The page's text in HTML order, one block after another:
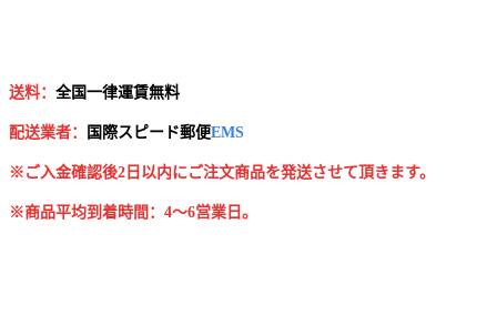
送料： 全国一律運賃無料
配送業者： 国 際スピード郵便EMS
※ご入金確認後2日以内にご注文商品を発送させて頂きます。
※商品平均到着時間：4～6営業日。